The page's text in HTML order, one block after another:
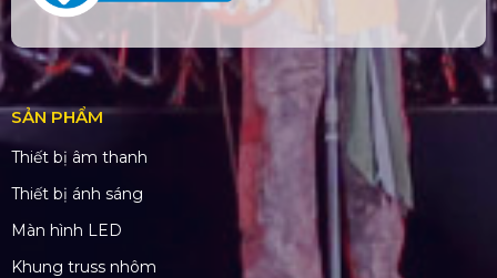
SẢN PHẨM
Thiết bị âm thanh
Thiết bị ánh sáng
Màn hình LED
Khung truss nhôm